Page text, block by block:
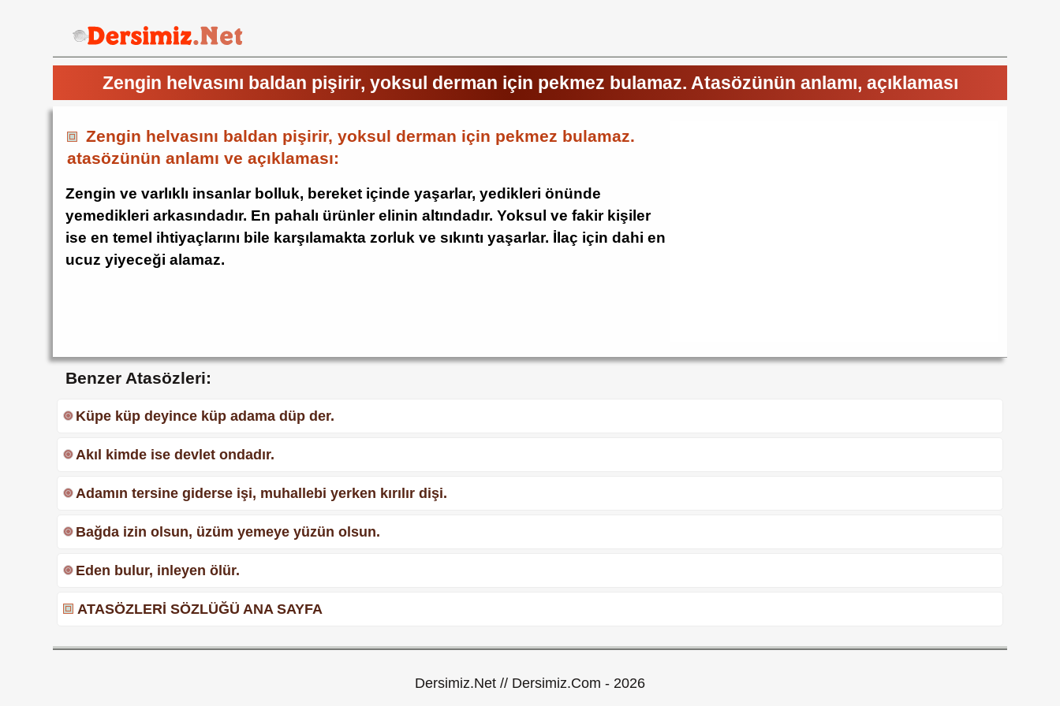
Zengin helvasını baldan pişirir, yoksul derman için pekmez bulamaz. Atasözünün anlamı, açıklaması
Zengin helvasını baldan pişirir, yoksul derman için pekmez bulamaz.
atasözünün anlamı ve açıklaması:
Zengin ve varlıklı insanlar bolluk, bereket içinde yaşarlar, yedikleri önünde
yemedikleri arkasındadır. En pahalı ürünler elinin altındadır. Yoksul ve fakir kişiler
ise en temel ihtiyaçlarını bile karşılamakta zorluk ve sıkıntı yaşarlar. İlaç için dahi en
ucuz yiyeceği alamaz.
Benzer Atasözleri:
Küpe küp deyince küp adama düp der.
Akıl kimde ise devlet ondadır.
Adamın tersine giderse işi, muhallebi yerken kırılır dişi.
Bağda izin olsun, üzüm yemeye yüzün olsun.
Eden bulur, inleyen ölür.
ATASÖZLERİ SÖZLÜĞÜ ANA SAYFA
Dersimiz.Net // Dersimiz.Com - 2026